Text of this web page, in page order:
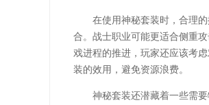
在使用神秘套装时，合理
合。战士职业可能更适合侧重
戏进程的推进，玩家还应该考
装的效用，避免资源浪费。
神秘套装还潜藏着一些需